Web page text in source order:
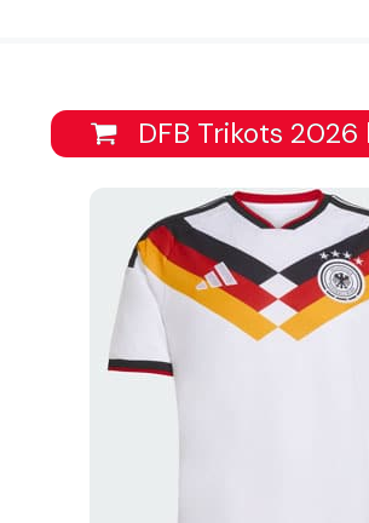
DFB Trikots 2026